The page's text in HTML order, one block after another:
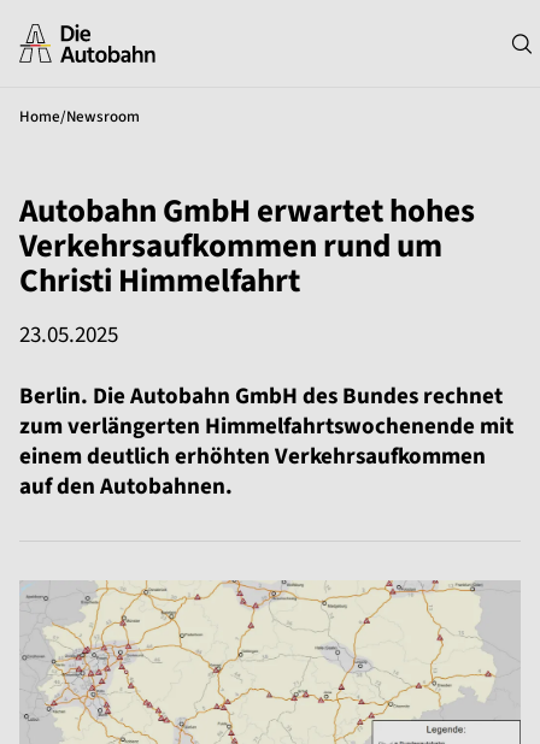
Home/Newsroom
Autobahn GmbH erwartet hohes
Verkehrsaufkommen rund um
Christi Himmelfahrt
23.05.2025
Berlin. Die Autobahn GmbH des Bundes rechnet
zum verlängerten Himmelfahrtswochenende mit
einem deutlich erhöhten Verkehrsaufkommen
auf den Autobahnen.